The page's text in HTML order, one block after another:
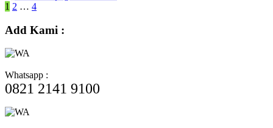
Posts
pagination
1 2 … 4
Add Kami :
Whatsapp :
0821 2141 9100